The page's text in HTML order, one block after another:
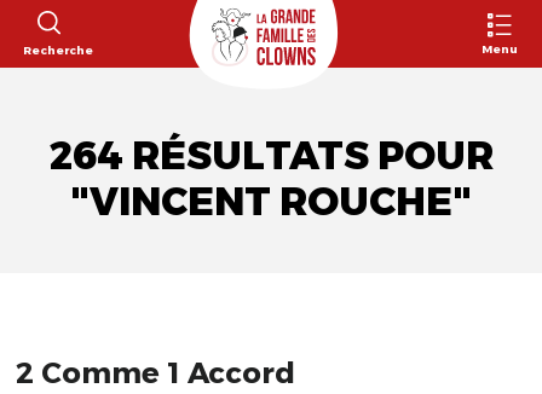
Recherche Menu
264 RÉSULTATS POUR
"VINCENT ROUCHE"
2 Comme 1 Accord